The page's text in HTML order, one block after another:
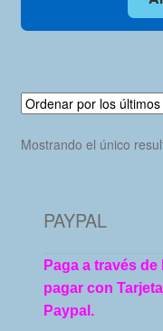
Mostrando el único
PAYPAL
Paga a través
pagar con
Paypal.